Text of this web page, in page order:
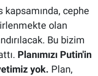
cephe
olan
Bu bizim
Planımızı Putin'in
yok. Plan,